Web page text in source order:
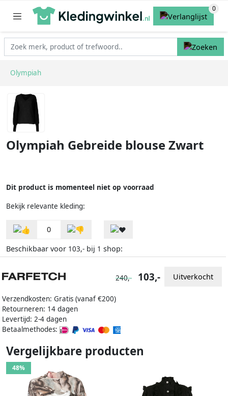
Olympiah
Olympiah Gebreide blouse Zwart
Dit product is momenteel niet op voorraad
Bekijk relevante kleding:
0
Beschikbaar voor 103,- bij 1 shop:
Verzendkosten: Gratis (vanaf €200)
Retourneren: 14 dagen
Levertijd: 2-4 dagen
Betaalmethodes:
240,- 103,- Uitverkocht
Vergelijkbare producten
48%